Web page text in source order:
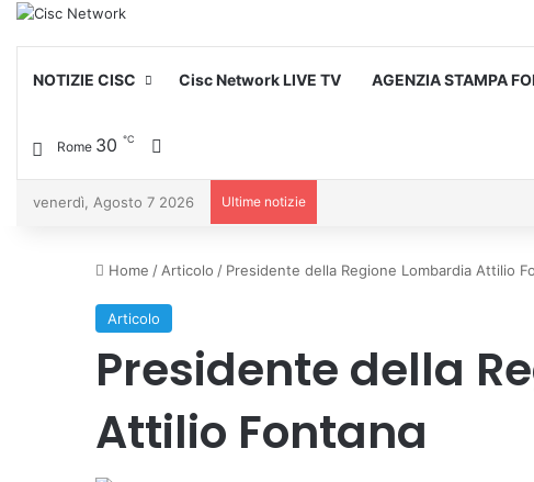
NOTIZIE CISC Cisc Network LIVE TV AGENZIA STAMPA
Rome 30 ℃
venerdì, Agosto 7 2026 Ultime notizie
Home / Articolo / Presidente della Regione Lombardia Attilio
Articolo
Presidente della
Attilio Fontana